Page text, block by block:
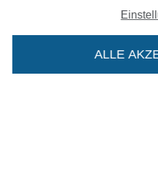
In
Bestellung
Finde
ALLE